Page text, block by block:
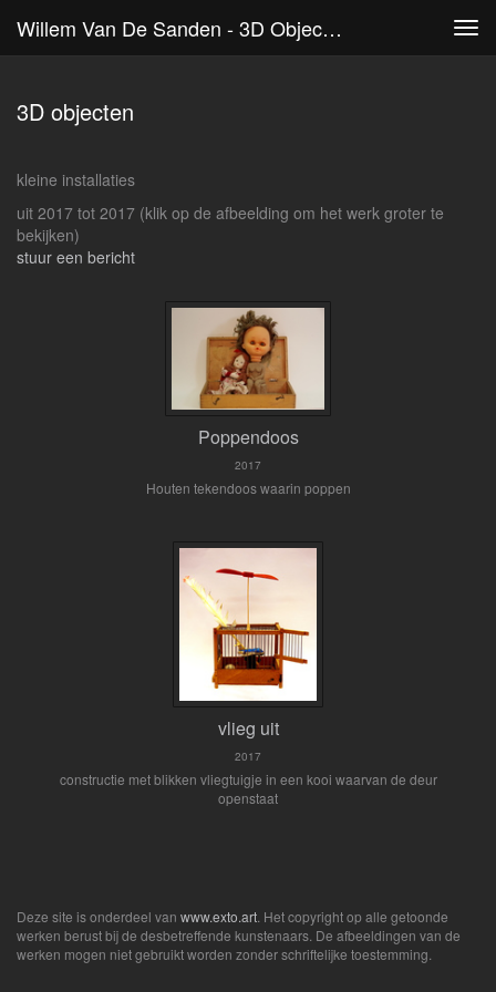
Willem Van De Sanden - 3D Objecten
3D objecten
kleine installaties
uit 2017 tot 2017 (klik op de afbeelding om het werk groter te
bekijken)
stuur een bericht
Poppendoos
2017
Houten tekendoos waarin poppen
vlieg uit
2017
constructie met blikken vliegtuigje in een kooi waarvan de deur
openstaat
Deze site is onderdeel van www.exto.art . Het copyright op alle getoonde
werken berust bij de desbetreffende kunstenaars. De afbeeldingen van de
werken mogen niet gebruikt worden zonder schriftelijke toestemming.